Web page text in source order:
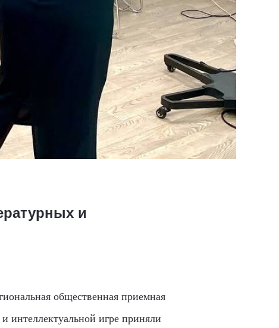
и
общественная приемная
интеллектуальной игре приняли